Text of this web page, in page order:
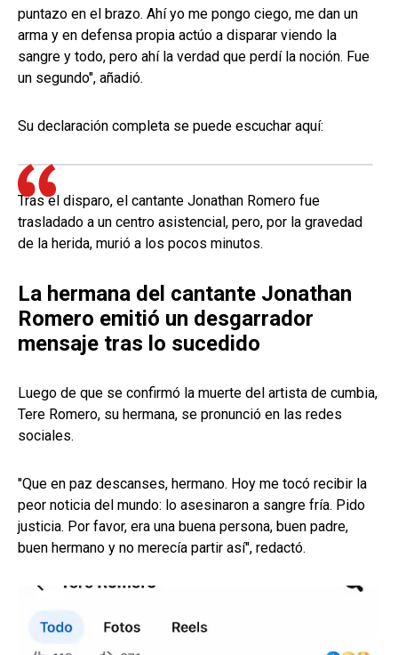
puntazo en el brazo. Ahí yo me pongo ciego, me dan un
arma y en defensa propia actúo a disparar viendo la
sangre y todo, pero ahí la verdad que perdí la noción. Fue
un segundo", añadió.
Su declaración completa se puede escuchar aquí:
Tras el disparo, el cantante Jonathan Romero fue
trasladado a un centro asistencial, pero, por la gravedad
de la herida, murió a los pocos minutos.
La hermana del cantante Jonathan
Romero emitió un desgarrador
mensaje tras lo sucedido
Luego de que se confirmó la muerte del artista de cumbia,
Tere Romero, su hermana, se pronunció en las redes
sociales.
"Que en paz descanses, hermano. Hoy me tocó recibir la
peor noticia del mundo: lo asesinaron a sangre fría. Pido
justicia. Por favor, era una buena persona, buen padre,
buen hermano y no merecía partir así", redactó.